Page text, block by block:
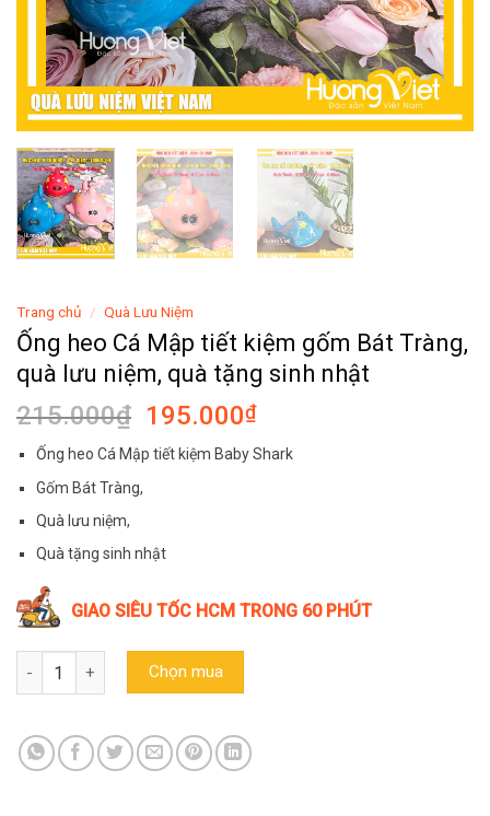
Trang chủ / Quà Lưu Niệm
Ống heo Cá Mập tiết kiệm gốm Bát Tràng,
quà lưu niệm, quà tặng sinh nhật
215.000₫ Giá
gốc
là:
195.000₫Giá
hiện
tại
Ống heo Cá Mập tiết kiệm Baby Shark
Gốm Bát Tràng,
Quà lưu niệm,
Quà tặng sinh nhật
GIAO SIÊU TỐC HCM TRONG 60 PHÚT
Ống heo Cá Mập tiết kiệm gốm Bát Tràng, quà lưu niệm, quà
Chọn mua